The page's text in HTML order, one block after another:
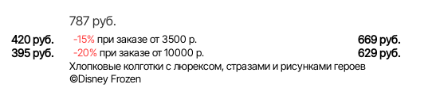
420 руб.
395 руб.
787 руб.
-15%при заказе от 3500 р. 669 руб.
-20%при заказе от 10000 р. 629 руб.
Хлопковые колготки с люрексом, стразами и рисунками героев
©Disney Frozen